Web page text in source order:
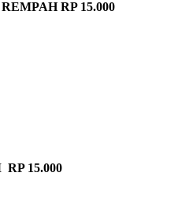
RP 15.000
15.000